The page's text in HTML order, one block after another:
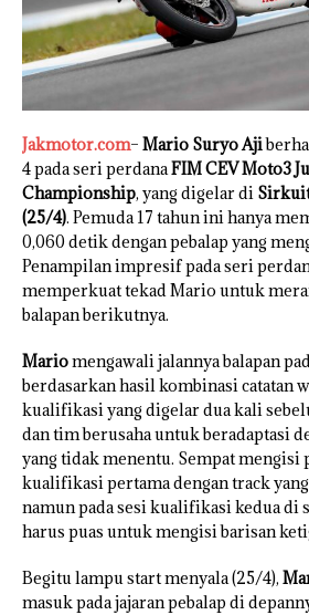
Jakmotor.com– Mario Suryo Aji
4 pada seri perdanaFIM CEV Moto3
Championship, yang digelar di
(25/4). Pemuda 17 tahun ini hanya
0,060 detik dengan pebalap yang
Penampilan impresif pada seri
memperkuat tekad Mario untuk
balapan berikutnya.
Mariomengawali jalannya balapan
berdasarkan hasil kombinasi catatan
kualifikasi yang digelar dua kali
dan tim berusaha untuk beradaptasi
yang tidak menentu. Sempat mengisi
kualifikasi pertama dengan track yang
namun pada sesi kualifikasi kedua di
harus puas untuk mengisi barisan
Begitu lampu start menyala (25/4),
masuk pada jajaran pebalap di